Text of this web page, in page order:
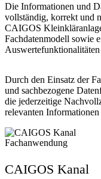
Die Informationen und
vollständig, korrekt und
CAIGOS
Fachdatenmodell sowie
Durch den Einsatz der
und sachbezogene
die jederzeitige
relevanten
Fachanwendung
CAIGOS Kanal